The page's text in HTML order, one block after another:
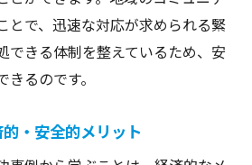
とで、迅速な対応が求められる緊
できる体制を整えているため、安
るのです。
・安全的メリット